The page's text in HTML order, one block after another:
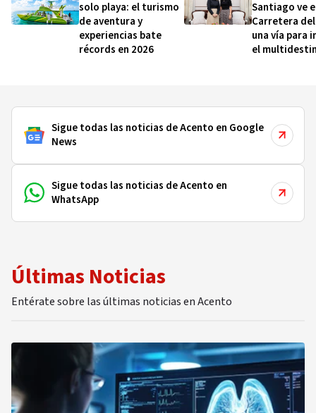
solo playa: el turismo
de aventura y
experiencias bate
récords en 2026
Santiago ve
Carretera
una vía para
el
Sigue todas las noticias de Acento en Google
News
Sigue todas las noticias de Acento en
WhatsApp